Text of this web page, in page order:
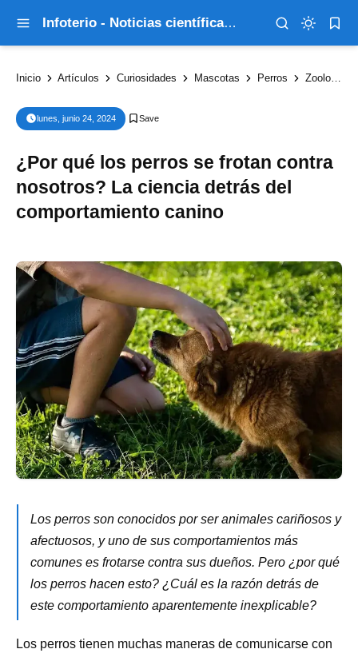
Infoterio - Noticias científicas que explican el mundo
Inicio Artículos Curiosidades Mascotas Perros Zoología
lunes, junio 24, 2024
¿Por qué los perros se frotan contra
nosotros? La ciencia detrás del
comportamiento canino
Los perros son conocidos por ser animales cariñosos y
afectuosos, y uno de sus comportamientos más
comunes es frotarse contra sus dueños. Pero ¿por qué
los perros hacen esto? ¿Cuál es la razón detrás de
este comportamiento aparentemente inexplicable?
Los perros tienen muchas maneras de comunicarse con